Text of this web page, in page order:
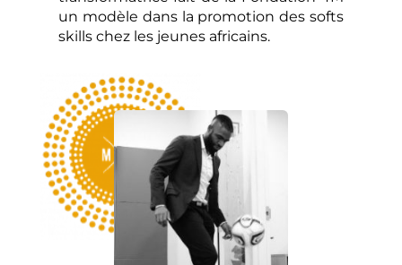
un modèle dans la promotion des softs
skills chez les jeunes africains.